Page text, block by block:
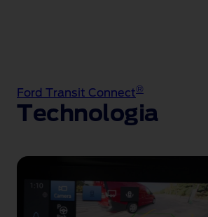
Ford Transit Connect®
Technologia